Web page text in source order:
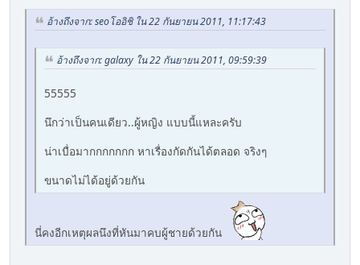
อ้างถึงจาก: seoโออิชิ ใน 22 กันยายน 2011, 11:17:43
อ้างถึงจาก: galaxy ใน 22 กันยายน 2011, 09:59:39
55555
นึกว่าเป็นคนเดียว..ผู้หญิง แบบนี้แหละครับ
น่าเบื่อมากกกกกกก หาเรื่องกัดกันได้ตลอด จริงๆ
ขนาดไม่ได้อยู่ด้วยกัน
นี่คงอีกเหตุผลนึงที่หันมาคบผู้ชายด้วยกัน